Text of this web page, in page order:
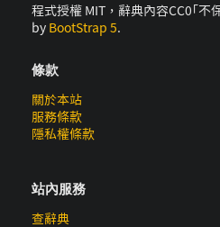
程式授權 MIT，辭典內容CC0｢不
by BootStrap 5.
條款
關於本站
服務條款
隱私權條款
站內服務
查辭典